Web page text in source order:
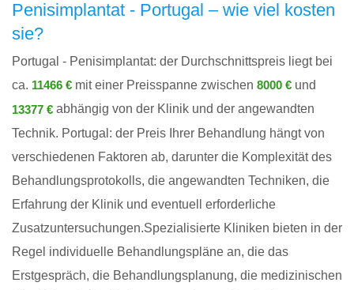
Penisimplantat - Portugal – wie viel kosten
sie?
Portugal - Penisimplantat: der Durchschnittspreis liegt bei
ca. 11466 € mit einer Preisspanne zwischen 8000 € und
13377 € abhängig von der Klinik und der angewandten
Technik. Portugal: der Preis Ihrer Behandlung hängt von
verschiedenen Faktoren ab, darunter die Komplexität des
Behandlungsprotokolls, die angewandten Techniken, die
Erfahrung der Klinik und eventuell erforderliche
Zusatzuntersuchungen.Spezialisierte Kliniken bieten in der
Regel individuelle Behandlungspläne an, die das
Erstgespräch, die Behandlungsplanung, die medizinischen